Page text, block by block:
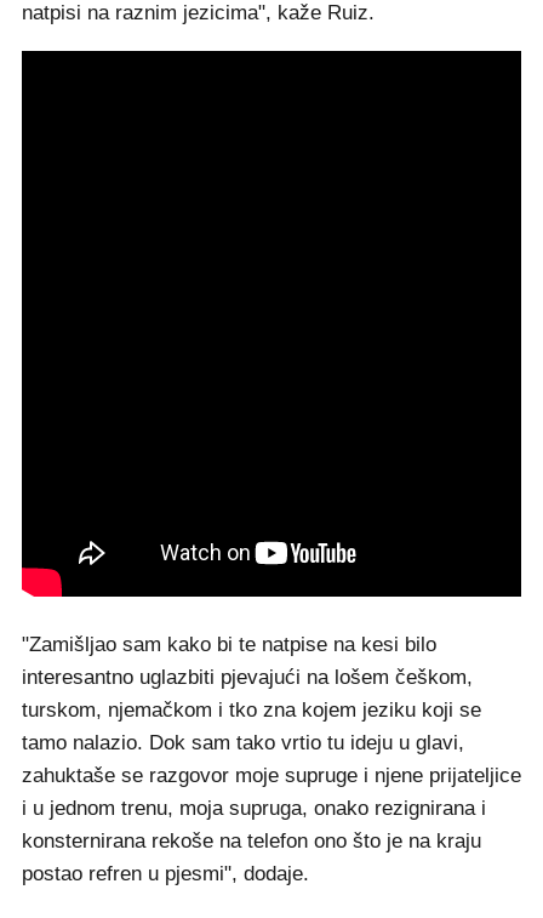
natpisi na raznim jezicima", kaže Ruiz.
"Zamišljao sam kako bi te natpise na kesi bilo
interesantno uglazbiti pjevajući na lošem češkom,
turskom, njemačkom i tko zna kojem jeziku koji se
tamo nalazio. Dok sam tako vrtio tu ideju u glavi,
zahuktaše se razgovor moje supruge i njene prijateljice
i u jednom trenu, moja supruga, onako rezignirana i
konsternirana rekoše na telefon ono što je na kraju
postao refren u pjesmi", dodaje.